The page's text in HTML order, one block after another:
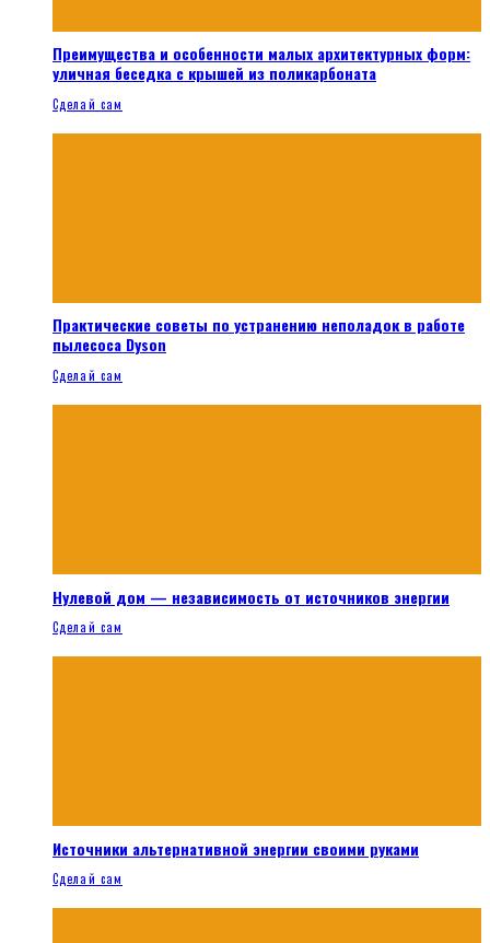
Преимущества и особенности малых архитектурных форм:
уличная беседка с крышей из поликарбоната
Сделай сам
Практические советы по устранению неполадок в работе
пылесоса Dyson
Сделай сам
Нулевой дом — независимость от источников энергии
Сделай сам
Источники альтернативной энергии своими руками
Сделай сам